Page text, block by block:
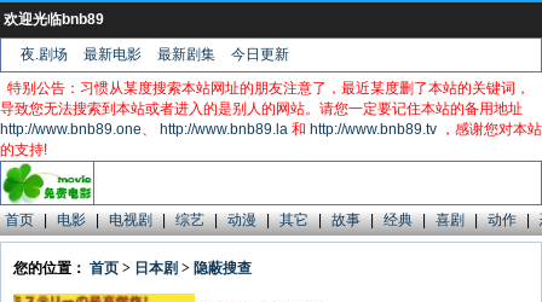
欢迎光临bnb89
夜.剧场 最新电影 最新剧集
今日更新
特别公告：习惯从某度搜索本站网址的朋友注意了，最近某度删了本站的关键词，
导致您无法搜索到本站或者进入的是别人的网站。请您一定要记住本站的备用地址
http://www.bnb89.one、 http://www.bnb89.la 和 http://www.bnb89.tv ，感谢您对本站
的支持!
首页 | 电影 | 电视剧 | 综艺 | 动漫 | 其它 | 故事 | 经典 | 喜剧 | 动作 |
您的位置： 首页 > 日本剧 > 隐蔽搜查